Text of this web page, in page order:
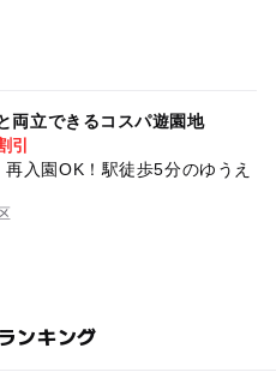
両立できるコスパ遊園地
引
入園OK！駅徒歩5分のゆうえ
ンキング